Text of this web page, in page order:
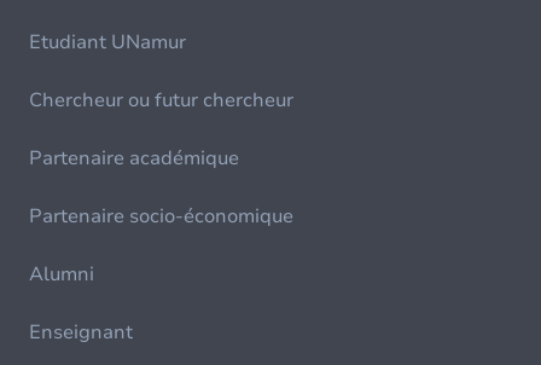
Etudiant UNamur
Chercheur ou futur chercheur
Partenaire académique
Partenaire socio-économique
Alumni
Enseignant